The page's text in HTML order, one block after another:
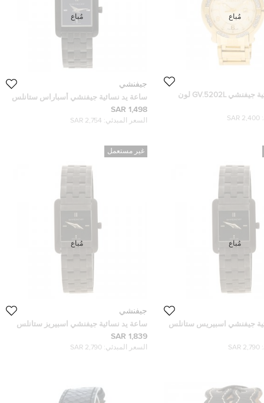
ساعة يد نسائية جيفنشي GV.5202L لون
صفراء 36مم
2,400 SAR
مُباع
جيفنشي
ساعة يد نسائية جيفنشي أسباراس ستانلس
ستيل سوداء 20 مم
1,498 SAR
السعر المبدئي: 2,754 SAR
مُباع
جيفنشي اسبيريس ستانلس
2,790 SAR
مُباع
غير مستعمل
جيفنشي
ساعة يد نسائية جيفنشي اسبيريز ستانلس
ستيل سوداء 22 مم
1,839 SAR
السعر المبدئي: 2,790 SAR
مُباع